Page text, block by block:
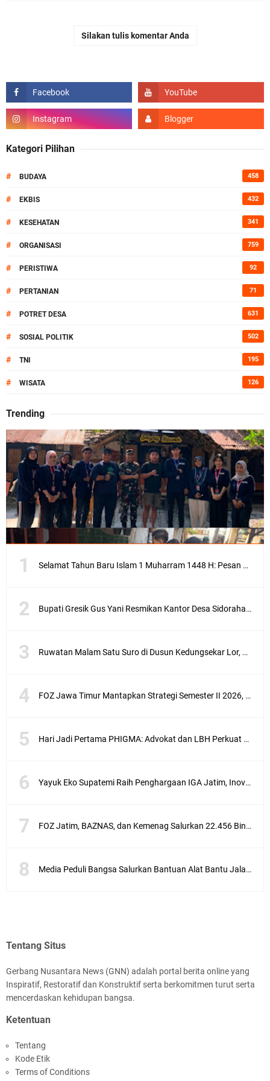
Silakan tulis komentar Anda
Kategori Pilihan
# BUDAYA 458
# EKBIS 432
# KESEHATAN 341
# ORGANISASI 759
# PERISTIWA 92
# PERTANIAN 71
# POTRET DESA 631
# SOSIAL POLITIK 502
# TNI 195
# WISATA 126
Trending
Selamat Tahun Baru Islam 1 Muharram 1448 H: Pesan Hijrah Drs. H. Husnul Aqib, M.M. untuk Negeri
Bupati Gresik Gus Yani Resmikan Kantor Desa Sidoraharjo: Simbol Komitmen Pelayanan Publik dan Kepedulian Sosial
Ruwatan Malam Satu Suro di Dusun Kedungsekar Lor, Tradisi Luhur yang Terus Istiqomah
FOZ Jawa Timur Mantapkan Strategi Semester II 2026, Fokus pada Penguatan SDM Amil dan Kolaborasi BerdampakNarasi
Hari Jadi Pertama PHIGMA: Advokat dan LBH Perkuat Soliditas di Jakarta
Yayuk Eko Supatemi Raih Penghargaan IGA Jatim, Inovasi Wayang Kulit untuk Anak Berkebutuhan Khusus
FOZ Jatim, BAZNAS, dan Kemenag Salurkan 22.456 Bingkisan Lebaran Yatim Serentak di Berbagai Daerah di Jawa Timur
Media Peduli Bangsa Salurkan Bantuan Alat Bantu Jalan untuk Lansia
Tentang Situs
Gerbang Nusantara News (GNN) adalah portal berita online yang
Inspiratif, Restoratif dan Konstruktif serta berkomitmen turut serta
mencerdaskan kehidupan bangsa.
Ketentuan
Tentang
Kode Etik
Terms of Conditions